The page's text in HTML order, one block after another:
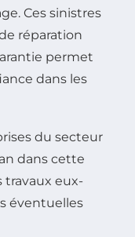
Ces sinistres
réparation
permet
dans les
du secteur
dans cette
travaux eux-
éventuelles